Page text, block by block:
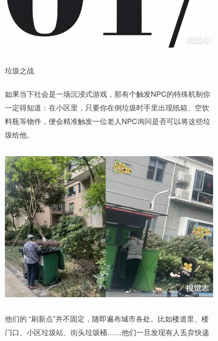
垃圾之战
如果当下社会是一场沉浸式游戏，那有个触发NPC的特殊机制你
一定得知道：在小区里，只要你在倒垃圾时手里出现纸箱、空饮
料瓶等物件，便会精准触发一位老人NPC询问是否可以将这些垃
圾给他。
他们的 “刷新点”并不固定，随即遍布城市各处。比如楼道里、楼
门口、小区垃圾站、街头垃圾桶……他们一旦发现有人丢弃快递